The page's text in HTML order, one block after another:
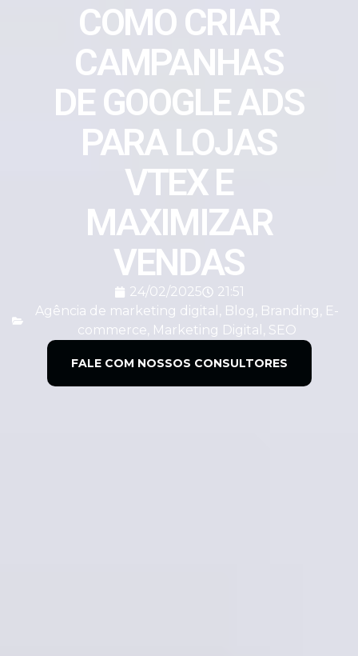
COMO CRIAR
CAMPANHAS
DE GOOGLE ADS
PARA LOJAS
VTEX E
MAXIMIZAR
VENDAS
24/02/2025
21:51
Agência de marketing digital , Blog, Branding, E-
commerce, Marketing Digital , SEO
FALE COM NOSSOS CONSULTORES